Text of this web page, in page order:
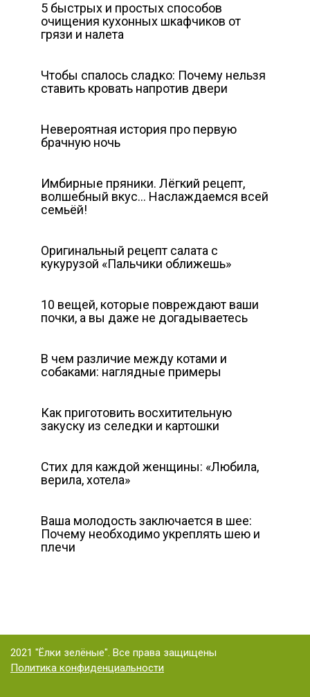
5 быстрых и простых способов
очищения кухонных шкафчиков от
грязи и налета
Чтобы спалось сладко: Почему нельзя
ставить кровать напротив двери
Невероятная история про первую
брачную ночь
Имбирные пряники. Лёгкий рецепт,
волшебный вкус… Наслаждаемся всей
семьёй!
Оригинальный рецепт салата с
кукурузой «Пальчики оближешь»
10 вещей, которые повреждают ваши
почки, а вы даже не догадываетесь
В чем различие между котами и
собаками: наглядные примеры
Как приготовить восхитительную
закуску из селедки и картошки
Стих для каждой женщины: «Любила,
верила, хотела»
Ваша молодость заключается в шее:
Почему необходимо укреплять шею и
плечи
2021 "Ёлки зелёные". Все права защищены
Политика конфиденциальности